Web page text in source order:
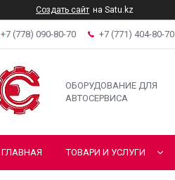
Создать сайт на Satu.kz
+7 (778) 090-80-70 +7 (771) 404-80-70
ОБОРУДОВАНИЕ ДЛЯ
АВТОСЕРВИСА
ГЛАВНАЯ ТОВАРИ И УСЛУГИ